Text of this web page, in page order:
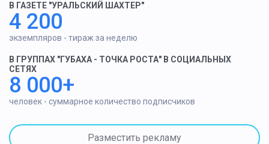
В ГАЗЕТЕ "УРАЛЬСКИЙ ШАХТЕР"
4 200
экземпляров - тираж за неделю
В ГРУППАХ "ГУБАХА - ТОЧКА РОСТА" В СОЦИАЛЬНЫХ
СЕТЯХ
8 000+
человек - суммарное количество подписчиков
Разместить рекламу